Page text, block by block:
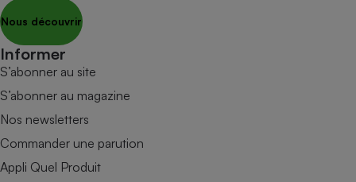
Nous découvrir
Informer
S’abonner au site
S’abonner au magazine
Nos newsletters
Commander une parution
Appli Quel Produit